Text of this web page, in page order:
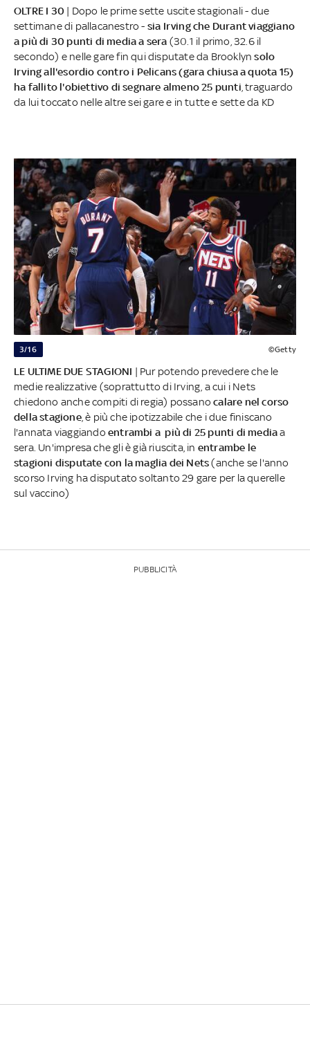
OLTRE I 30 | Dopo le prime sette uscite stagionali - due
settimane di pallacanestro - sia Irving che Durant viaggiano
a più di 30 punti di media a sera (30.1 il primo, 32.6 il
secondo) e nelle gare fin qui disputate da Brooklynsolo
Irving all'esordio contro i Pelicans (gara chiusa a quota 15)
ha fallito l'obiettivo di segnare almeno 25 punti , traguardo
da lui toccato nelle altre sei gare e in tutte e sette da KD
3/16 ©Getty
LE ULTIME DUE STAGIONI | Pur potendo prevedere che le
medie realizzative (soprattutto di Irving, a cui i Nets
chiedono anche compiti di regia) possanocalare nel corso
della stagione, è più che ipotizzabile che i due finiscano
l'annata viaggiando entrambi a più di 25 punti di mediaa
sera. Un'impresa che gli è già riuscita, in entrambe le
stagioni disputate con la maglia dei Nets(anche se l'anno
scorso Irving ha disputato soltanto 29 gare per la querelle
sul vaccino)
PUBBLICITÀ